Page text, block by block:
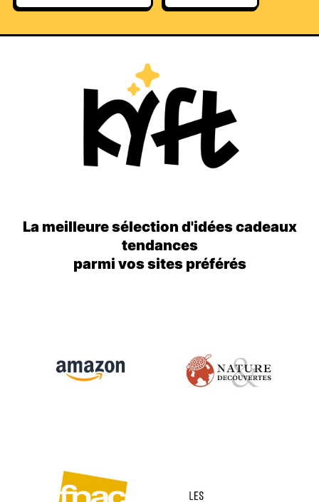
La meilleure sélection d'idées cadeaux
tendances
parmi vos sites préférés